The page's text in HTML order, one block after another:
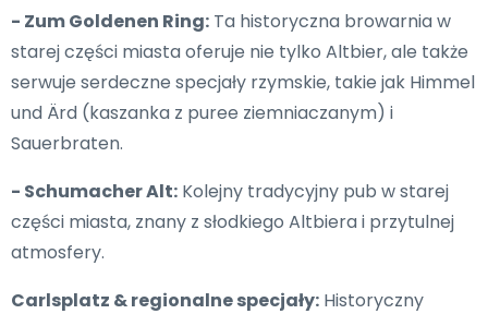
- Zum Goldenen Ring: Ta historyczna browarnia w
starej części miasta oferuje nie tylko Altbier, ale także
serwuje serdeczne specjały rzymskie, takie jak Himmel
und Ärd (kaszanka z puree ziemniaczanym) i
Sauerbraten.
- Schumacher Alt: Kolejny tradycyjny pub w starej
części miasta, znany z słodkiego Altbiera i przytulnej
atmosfery.
Carlsplatz & regionalne specjały: Historyczny